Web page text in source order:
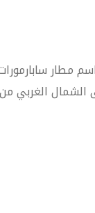
مطار
كيلومترات إلى الشمال الغربي من